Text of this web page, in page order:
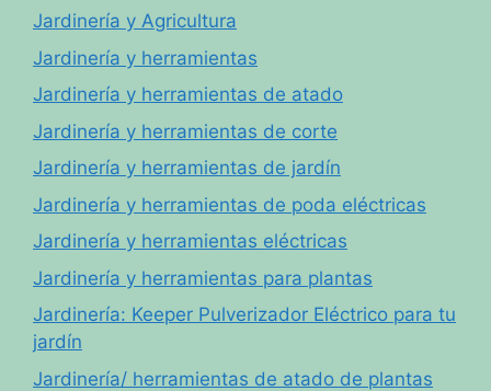
Jardinería y Agricultura
Jardinería y herramientas
Jardinería y herramientas de atado
Jardinería y herramientas de corte
Jardinería y herramientas de jardín
Jardinería y herramientas de poda eléctricas
Jardinería y herramientas eléctricas
Jardinería y herramientas para plantas
Jardinería: Keeper Pulverizador Eléctrico para tu
jardín
Jardinería/ herramientas de atado de plantas